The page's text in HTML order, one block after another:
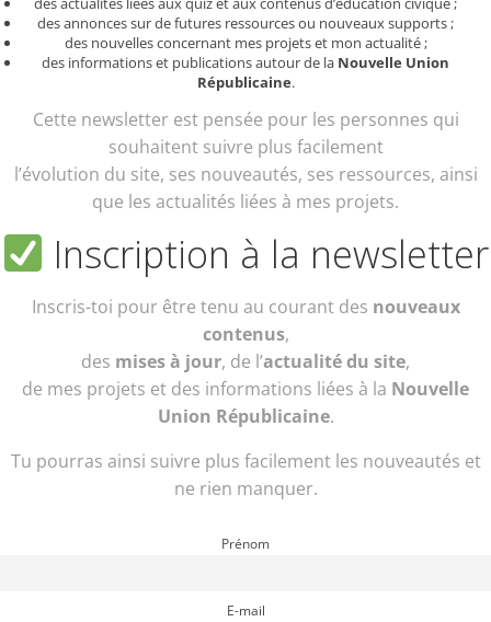
des annonces sur de futures ressources ou nouveaux supports ;
des nouvelles concernant mes projets et mon actualité ;
des informations et publications autour de la Nouvelle Union
Républicaine.
Cette newsletter est pensée pour les personnes qui
souhaitent suivre plus facilement
l’évolution du site, ses nouveautés, ses ressources, ainsi
que les actualités liées à mes projets.
Inscription à la newsletter
Inscris-toi pour être tenu au courant des nouveaux
contenus,
des mises à jour, de l’actualité du site,
de mes projets et des informations liées à la Nouvelle
Union Républicaine.
Tu pourras ainsi suivre plus facilement les nouveautés et
ne rien manquer.
Prénom
E-mail